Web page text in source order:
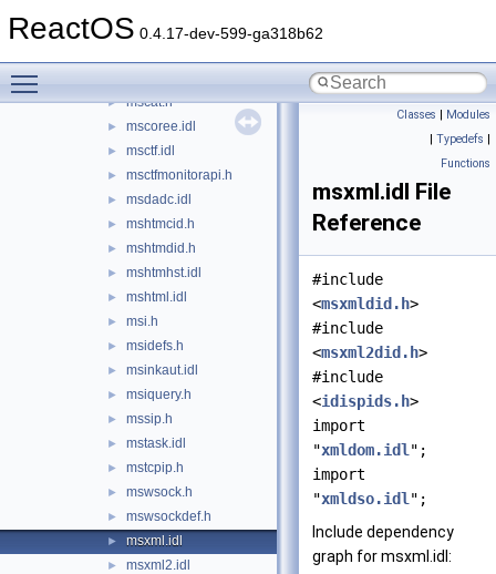
ReactOS 0.4.17-dev-599-ga318b62
► msaatext.idl
► mscat.h
► mscoree.idl
► msctf.idl
► msctfmonitorapi.h
► msdadc.idl
► mshtmcid.h
► mshtmdid.h
► mshtmhst.idl
► mshtml.idl
► msi.h
► msidefs.h
► msinkaut.idl
► msiquery.h
► mssip.h
► mstask.idl
► mstcpip.h
► mswsock.h
► mswsockdef.h
► msxml.idl
► msxml2.idl
Classes | Modules
| Typedefs |
Functions
msxml.idl File
Reference
#include
<msxmldid.h>
#include
<msxml2did.h>
#include
<idispids.h>
import
"xmldom.idl ";
import
"xmldso.idl ";
Include dependency
graph for msxml.idl: